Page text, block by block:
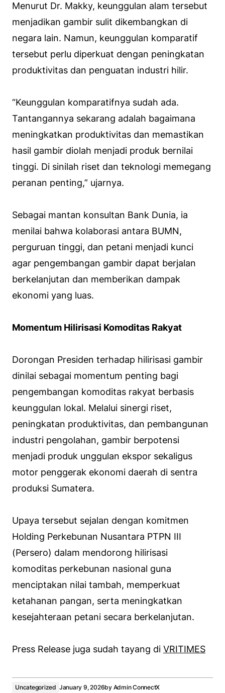
Menurut Dr. Makky, keunggulan alam tersebut
menjadikan gambir sulit dikembangkan di
negara lain. Namun, keunggulan komparatif
tersebut perlu diperkuat dengan peningkatan
produktivitas dan penguatan industri hilir.
“Keunggulan komparatifnya sudah ada.
Tantangannya sekarang adalah bagaimana
meningkatkan produktivitas dan memastikan
hasil gambir diolah menjadi produk bernilai
tinggi. Di sinilah riset dan teknologi memegang
peranan penting,” ujarnya.
Sebagai mantan konsultan Bank Dunia, ia
menilai bahwa kolaborasi antara BUMN,
perguruan tinggi, dan petani menjadi kunci
agar pengembangan gambir dapat berjalan
berkelanjutan dan memberikan dampak
ekonomi yang luas.
Momentum Hilirisasi Komoditas Rakyat
Dorongan Presiden terhadap hilirisasi gambir
dinilai sebagai momentum penting bagi
pengembangan komoditas rakyat berbasis
keunggulan lokal. Melalui sinergi riset,
peningkatan produktivitas, dan pembangunan
industri pengolahan, gambir berpotensi
menjadi produk unggulan ekspor sekaligus
motor penggerak ekonomi daerah di sentra
produksi Sumatera.
Upaya tersebut sejalan dengan komitmen
Holding Perkebunan Nusantara PTPN III
(Persero) dalam mendorong hilirisasi
komoditas perkebunan nasional guna
menciptakan nilai tambah, memperkuat
ketahanan pangan, serta meningkatkan
kesejahteraan petani secara berkelanjutan.
Press Release juga sudah tayang di VRITIMES
Uncategorized January 9, 2026by Admin ConnectX